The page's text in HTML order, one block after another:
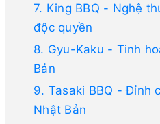
7. King BBQ - Nghệ
độc quyền
8. Gyu-Kaku - Tinh
Bản
9. Tasaki BBQ - Đỉnh
Nhật Bản